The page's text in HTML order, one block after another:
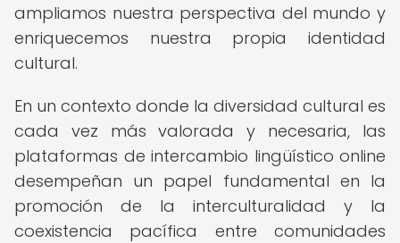
ampliamos nuestra perspectiva del mundo y
enriquecemos nuestra propia identidad
cultural.
En un contexto donde la diversidad cultural es
cada vez más valorada y necesaria, las
plataformas de intercambio lingüístico online
desempeñan un papel fundamental en la
promoción de la interculturalidad y la
coexistencia pacífica entre comunidades